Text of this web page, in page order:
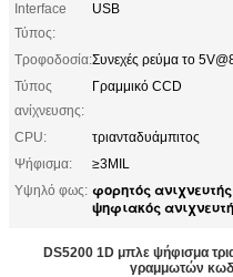
Interface
Τύπος:
USB
Τροφοδοσία:Συνεχές ρεύμα το
Τύπος
ανίχνευσης:
Γραμμικό CCD
CPU:
τριανταδυάμπιτος
Ψήφισμα:
≥3MIL
Υψηλό φως: φορητός
ψηφιακός
DS5200 1D μπλε ψήφισμα
γραμμωτών